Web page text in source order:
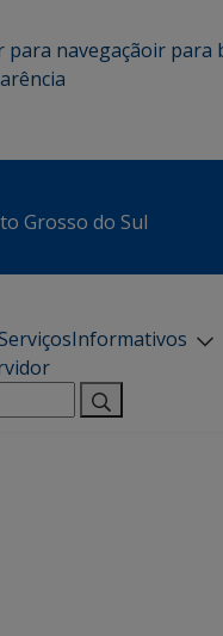
para navegaçãoir para
Grosso do Sul
Informativos